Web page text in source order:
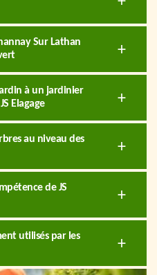
Sur Lathan
à un jardinier
Elagage
au niveau des
de JS
utilisés par les